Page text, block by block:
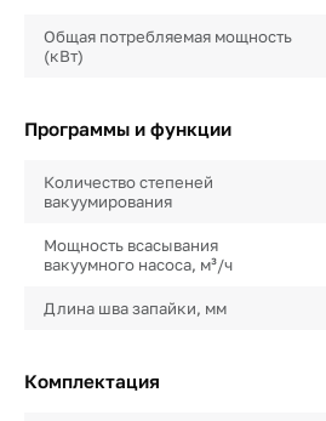
Общая потребляемая мощность
(кВт)
Программы и функции
Количество степеней
вакуумирования
Мощность всасывания
вакуумного насоса, м³/ч
Длина шва запайки, мм
Комплектация